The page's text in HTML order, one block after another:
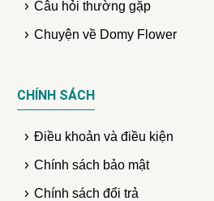
Câu hỏi thường gặp
Chuyện về Domy Flower
CHÍNH SÁCH
Điều khoản và điều kiện
Chính sách bảo mật
Chính sách đổi trả